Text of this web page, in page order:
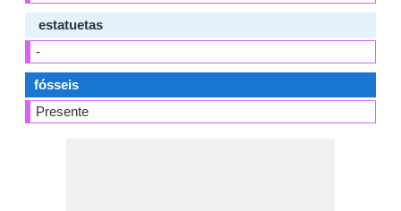
estatuetas
-
fósseis
Presente